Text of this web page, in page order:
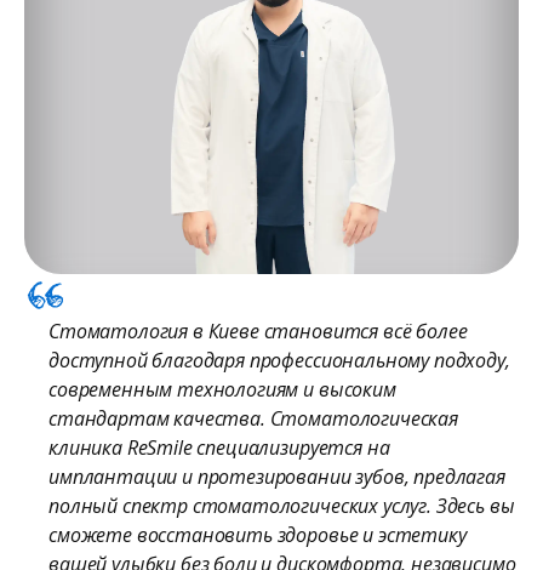
Стоматология в Киеве становится всё более
доступной благодаря профессиональному подходу,
современным технологиям и высоким
стандартам качества. Стоматологическая
клиника ReSmile специализируется на
имплантации и протезировании зубов, предлагая
полный спектр стоматологических услуг. Здесь вы
сможете восстановить здоровье и эстетику
вашей улыбки без боли и дискомфорта, независимо